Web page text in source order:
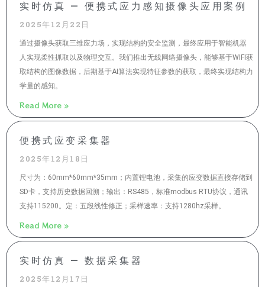
实时仿真 — 便携式应力感知摄像头应用案例
2025年12月22日
通过摄像头获取三维应力场，实现结构的安全监测，最终应用于智能机器
人实现柔性抓取以及物理交互。我们推出无线网络摄像头，能够基于WIFI获
取结构的图像数据，后期基于AI算法实现特征参数的获取，最终实现结构力
学量的感知。
Read More »
便携式应变采集器
2025年12月18日
尺寸为：60mm*60mm*35mm；内置锂电池，采集的应变数据直接存储到
SD卡，支持历史数据回溯；输出：RS485，标准modbus RTU协议，通讯
支持115200。定：五段线性修正；采样速率：支持1280hz采样。
Read More »
实时仿真 — 数据采集器
2025年12月17日